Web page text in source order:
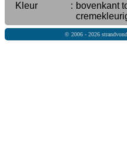
Kleur
: bovenkant
© 2006 - 2026